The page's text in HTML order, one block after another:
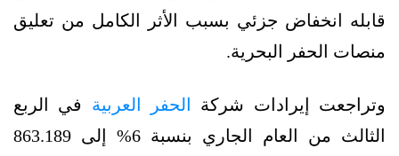
قابله انخفاض جزئي بسبب الأثر الكامل من تعليق
منصات الحفر البحرية.
وتراجعت إيرادات شركة الحفر العربية في الربع
الثالث من العام الجاري بنسبة 6% إلى 863.189